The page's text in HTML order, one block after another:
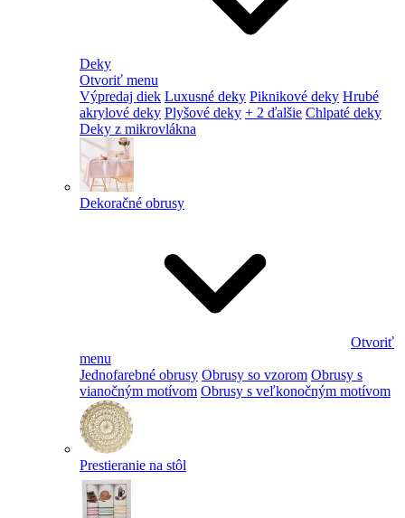
Deky
Otvoriť menu
Výpredaj diek Luxusné deky Piknikové deky Hrubé
akrylové deky Plyšové deky + 2 ďalšie Chlpaté deky
Deky z mikrovlákna
Dekoračné obrusy
Otvoriť
menu
Jednofarebné obrusy Obrusy so vzorom Obrusy s
vianočným motívom Obrusy s veľkonočným motívom
Prestieranie na stôl